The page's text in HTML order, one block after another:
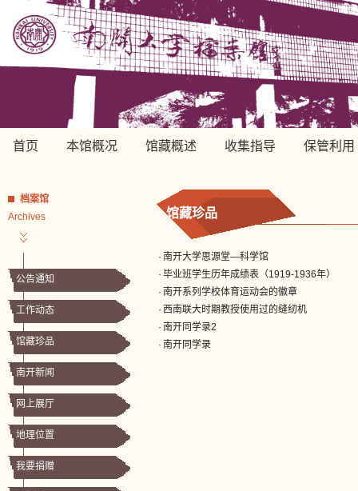
首页 本馆概况 馆藏概述 收集指导 保管利用
档案馆
Archives
公告通知
工作动态
馆藏珍品
南开新闻
网上展厅
地理位置
我要捐赠
馆藏珍品
· 南开大学思源堂—科学馆
· 毕业班学生历年成绩表（1919-1936年）
· 南开系列学校体育运动会的徽章
· 西南联大时期教授使用过的缝纫机
· 南开同学录2
· 南开同学录